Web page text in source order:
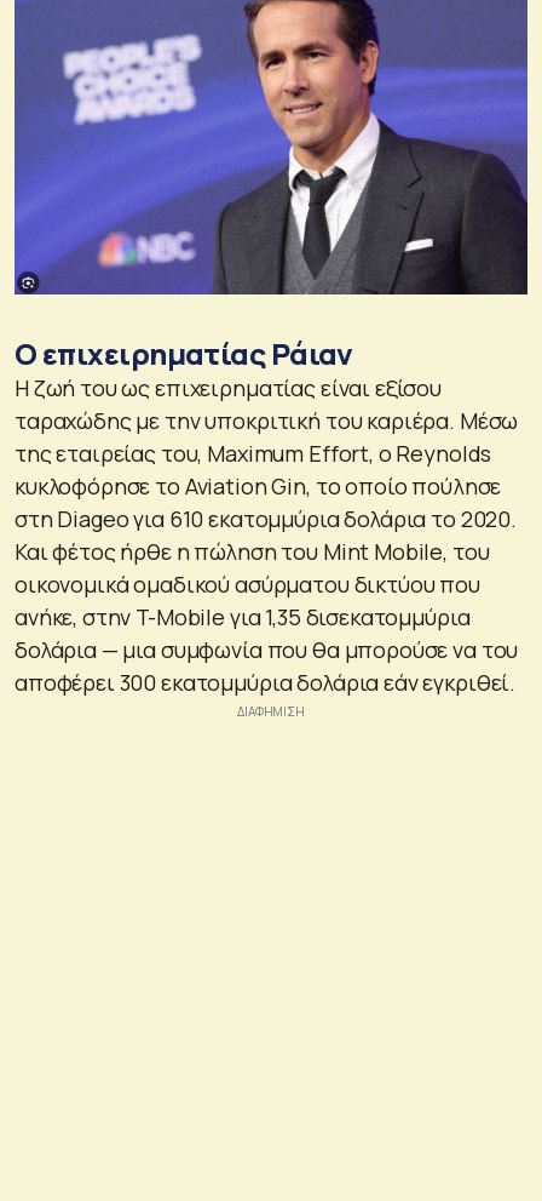
Ο επιχειρηματίας Ράιαν
Η ζωή του ως επιχειρηματίας είναι εξίσου
ταραχώδης με την υποκριτική του καριέρα. Μέσω
της εταιρείας του, Maximum Effort, ο Reynolds
κυκλοφόρησε το Aviation Gin, το οποίο πούλησε
στη Diageo για 610 εκατομμύρια δολάρια το 2020.
Και φέτος ήρθε η πώληση του Mint Mobile, του
οικονομικά ομαδικού ασύρματου δικτύου που
ανήκε, στην T-Mobile για 1,35 δισεκατομμύρια
δολάρια — μια συμφωνία που θα μπορούσε να του
αποφέρει 300 εκατομμύρια δολάρια εάν εγκριθεί.